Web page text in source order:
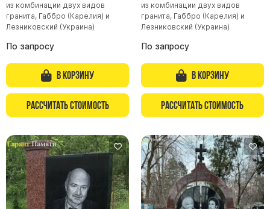
из комбинации двух видов
гранита, Габбро (Карелия) и
Лезниковский (Украина)
По запросу
В корзину
Рассчитать стоимость
из комбинации двух видов
гранита, Габбро (Карелия) и
Лезниковский (Украина)
По запросу
В корзину
Рассчитать стоимость